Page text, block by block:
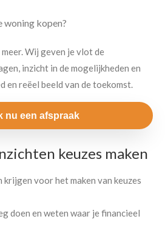
woning kopen?
Wij geven je vlot de
inzicht in de mogelijkheden en
en reëel beeld van de toekomst.
nu een afspraak
keuzes maken
voor het maken van keuzes
doen en weten waar je financieel